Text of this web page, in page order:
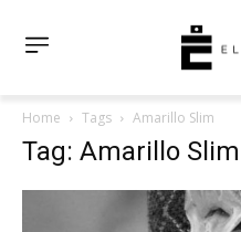
Home Tags Amarillo Slim
Tag: Amarillo Slim